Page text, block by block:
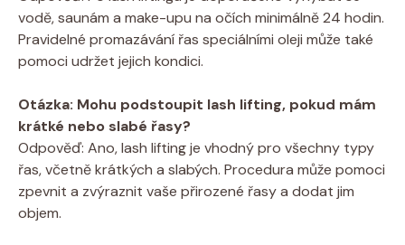
vodě, saunám a make-upu na očích minimálně 24 hodin.
Pravidelné promazávání řas speciálními oleji může také
pomoci udržet jejich kondici.
Otázka: Mohu podstoupit lash lifting, pokud mám
krátké nebo slabé řasy?
Odpověď: Ano, lash lifting je vhodný pro všechny typy
řas, včetně krátkých a slabých. Procedura může pomoci
zpevnit a zvýraznit vaše přirozené řasy a dodat jim
objem.